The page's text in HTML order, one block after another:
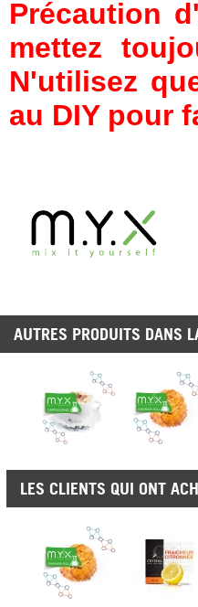
Précaution
mettez
N'utilisez
au DIY pour
AUTRES PRODUITS DANS
LES CLIENTS QUI ONT